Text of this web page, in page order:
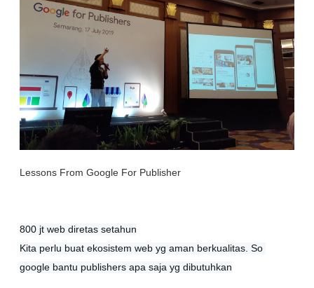
Lessons From Google For Publisher
800 jt web diretas setahun
Kita perlu buat ekosistem web yg aman berkualitas. So
google bantu publishers apa saja yg dibutuhkan